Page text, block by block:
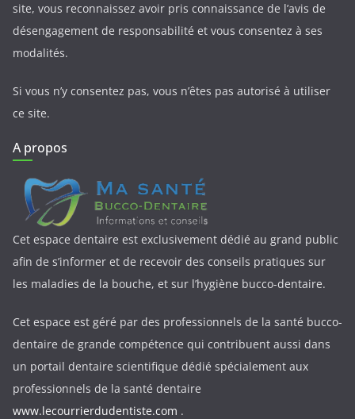
site, vous reconnaissez avoir pris connaissance de l’avis de
désengagement de responsabilité et vous consentez à ses
modalités.
Si vous n’y consentez pas, vous n’êtes pas autorisé à utiliser
ce site.
A propos
Cet espace dentaire est exclusivement dédié au grand public
afin de s’informer et de recevoir des conseils pratiques sur
les maladies de la bouche, et sur l’hygiène bucco-dentaire.
Cet espace est géré par des professionnels de la santé bucco-
dentaire de grande compétence qui contribuent aussi dans
un portail dentaire scientifique dédié spécialement aux
professionnels de la santé dentaire
www.lecourrierdudentiste.com .